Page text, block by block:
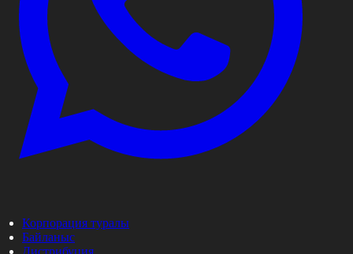
Корпорация туралы
Байланыс
Дистрибуция